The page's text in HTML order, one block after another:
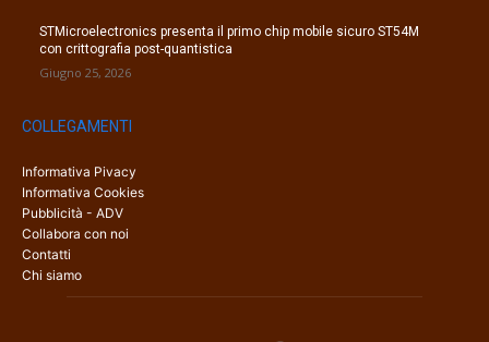
STMicroelectronics presenta il primo chip mobile sicuro ST54M
con crittografia post-quantistica
Giugno 25, 2026
COLLEGAMENTI
Informativa Pivacy
Informativa Cookies
Pubblicità - ADV
Collabora con noi
Contatti
Chi siamo